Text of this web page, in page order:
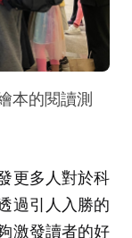
本的閱讀測
更多人對於科
過引人入勝的
激發讀者的好